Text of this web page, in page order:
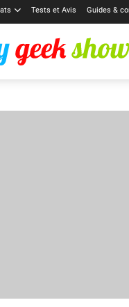
Tests et Avis Guides &